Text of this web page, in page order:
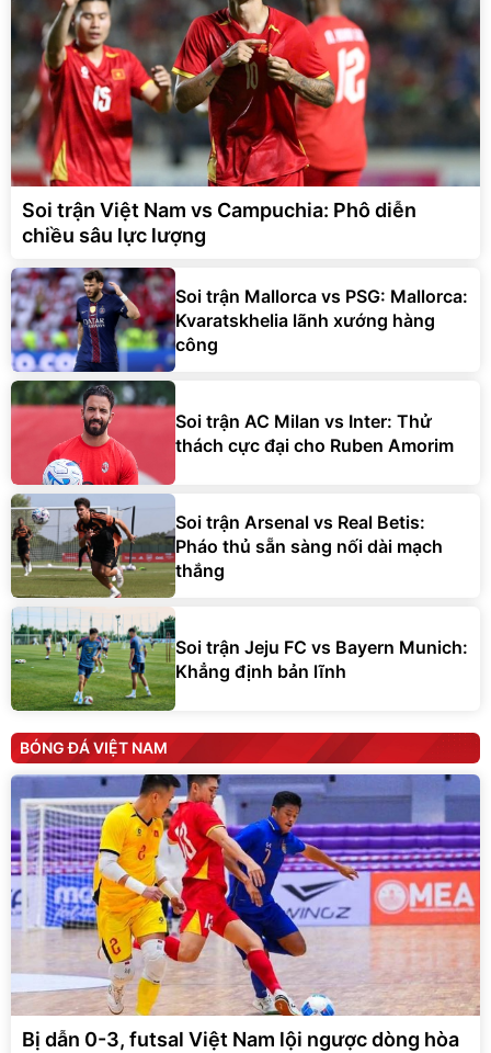
Soi trận Việt Nam vs Campuchia: Phô diễn
chiều sâu lực lượng
Soi trận Mallorca vs PSG: Mallorca:
Kvaratskhelia lãnh xướng hàng
công
Soi trận AC Milan vs Inter: Thử
thách cực đại cho Ruben Amorim
Soi trận Arsenal vs Real Betis:
Pháo thủ sẵn sàng nối dài mạch
thắng
Soi trận Jeju FC vs Bayern Munich:
Khẳng định bản lĩnh
BÓNG ĐÁ VIỆT NAM
Bị dẫn 0-3, futsal Việt Nam lội ngược dòng hòa